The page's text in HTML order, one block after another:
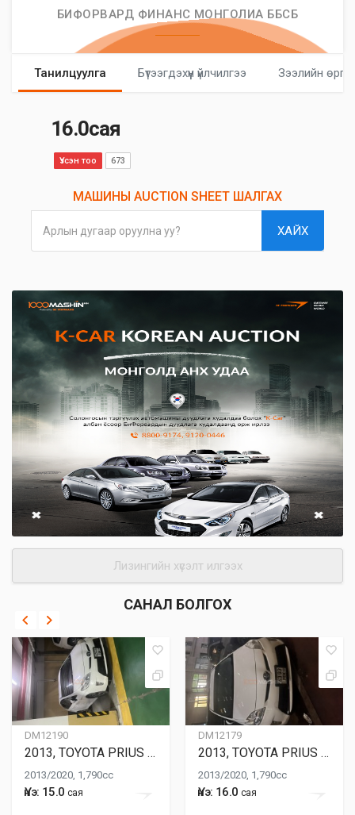
БИФОРВАРД ФИНАНС МОНГОЛИА ББСБ
Танилцуулга Бүтээгдэхүүн үйлчилгээ Зээлийн
16.0сая
Үзсэн тоо 673
МАШИНЫ AUCTION SHEET ШАЛГАХ
Арлын дугаар оруулна уу? ХАЙХ
Лизингийн хүсэлт илгээх
САНАЛ БОЛГОХ
DM12190
2013, TOYOTA PRIUS 30
2013/2020, 1,790cc
Үнэ: 15.0 сая
DM12179
2013, TOYOTA PRIUS 30
2013/2020, 1,790cc
Үнэ: 16.0 сая